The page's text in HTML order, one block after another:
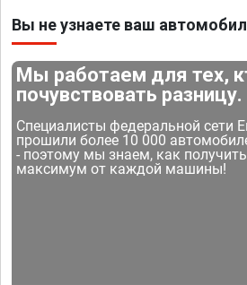
Вы не узнаете ваш
Мы работаем для тех,
почувствовать разницу.
Специалисты федеральной сети
прошили более 10 000
- поэтому мы знаем, как
максимум от каждой машины!